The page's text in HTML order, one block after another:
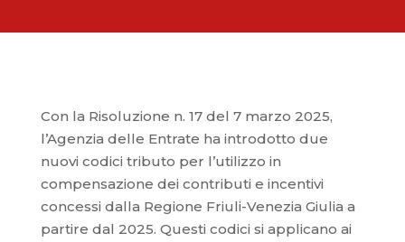
Con la Risoluzione n. 17 del 7 marzo 2025,
l’Agenzia delle Entrate ha introdotto due
nuovi codici tributo per l’utilizzo in
compensazione dei contributi e incentivi
concessi dalla Regione Friuli-Venezia Giulia a
partire dal 2025. Questi codici si applicano ai